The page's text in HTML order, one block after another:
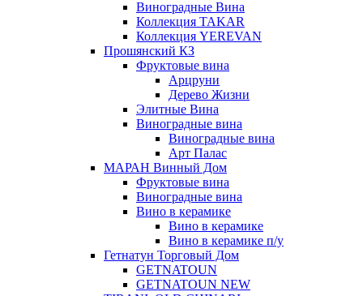
Виноградные Вина
Коллекция TAKAR
Коллекция YEREVAN
Прошянский КЗ
Фруктовые вина
Арцруни
Дерево Жизни
Элитные Вина
Виноградные вина
Виноградные вина
Арт Палас
МАРАН Винный Дом
Фруктовые вина
Виноградные вина
Вино в керамике
Вино в керамике
Вино в керамике п/у
Гетнатун Торговый Дом
GETNATOUN
GETNATOUN NEW